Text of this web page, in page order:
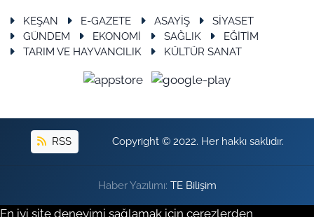
KEŞAN E-GAZETE ASAYİŞ
SİYASET
GÜNDEM
EKONOMİ SAĞLIK
EĞİTİM
TARIM VE HAYVANCILIK
KÜLTÜR SANAT
RSS Copyright © 2022. Her hakkı saklıdır.
Haber Yazılımı: TE Bilişim
En iyi site deneyimi sağlamak için çerezlerden